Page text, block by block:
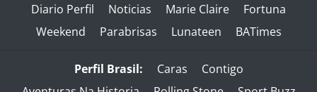
Diario Perfil Noticias Marie Claire
Fortuna
Weekend
Parabrisas Lunateen BATimes
Perfil Brasil: Caras
Contigo